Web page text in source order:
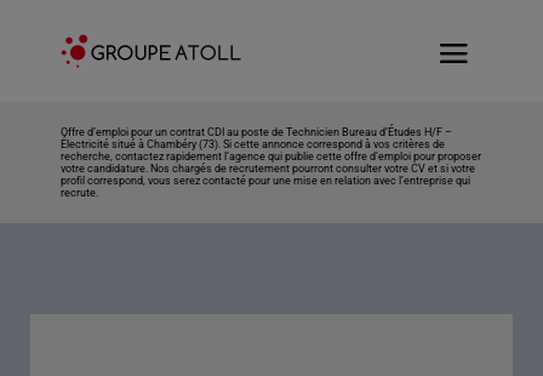
Offre d’emploi pour un contrat CDI au poste de Technicien Bureau d’Études H/F –
Électricité situé à Chambéry (73). Si cette annonce correspond à vos critères de
recherche, contactez rapidement l’agence qui publie cette offre d’emploi pour proposer
votre candidature. Nos chargés de recrutement pourront consulter votre CV et si votre
profil correspond, vous serez contacté pour une mise en relation avec l’entreprise qui
recrute.